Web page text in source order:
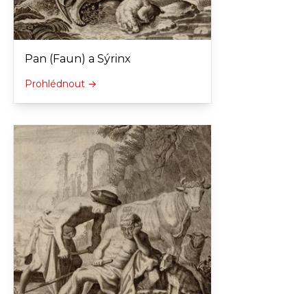
Pan (Faun) a Sýrinx
Prohlédnout →